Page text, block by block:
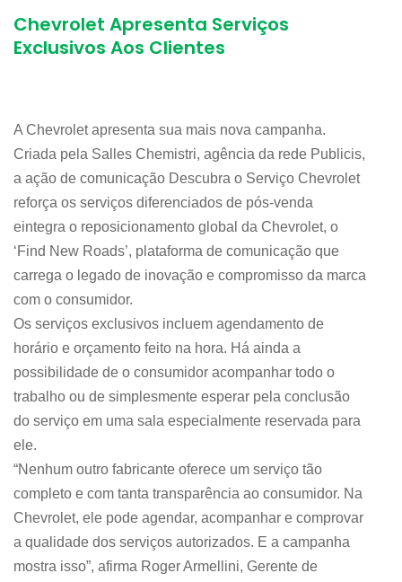
Chevrolet Apresenta Serviços
Exclusivos Aos Clientes
A Chevrolet apresenta sua mais nova campanha.
Criada pela Salles Chemistri, agência da rede Publicis,
a ação de comunicação Descubra o Serviço Chevrolet
reforça os serviços diferenciados de pós-venda
eintegra o reposicionamento global da Chevrolet, o
‘Find New Roads’, plataforma de comunicação que
carrega o legado de inovação e compromisso da marca
com o consumidor.
Os serviços exclusivos incluem agendamento de
horário e orçamento feito na hora. Há ainda a
possibilidade de o consumidor acompanhar todo o
trabalho ou de simplesmente esperar pela conclusão
do serviço em uma sala especialmente reservada para
ele.
“Nenhum outro fabricante oferece um serviço tão
completo e com tanta transparência ao consumidor. Na
Chevrolet, ele pode agendar, acompanhar e comprovar
a qualidade dos serviços autorizados. E a campanha
mostra isso”, afirma Roger Armellini, Gerente de